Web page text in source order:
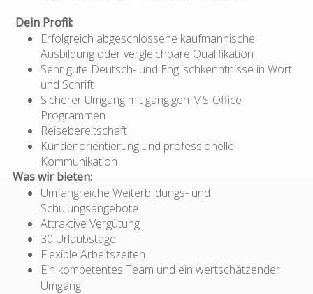
Dein Profil:
Erfolgreich abgeschlossene kaufmännische
Ausbildung oder vergleichbare Qualifikation
Sehr gute Deutsch- und Englischkenntnisse in Wort
und Schrift
Sicherer Umgang mit gängigen MS-Office
Programmen
Reisebereitschaft
Kundenorientierung und professionelle
Kommunikation
Was wir bieten:
Umfangreiche Weiterbildungs- und
Schulungsangebote
Attraktive Vergütung
30 Urlaubstage
Flexible Arbeitszeiten
Ein kompetentes Team und ein wertschätzender
Umgang